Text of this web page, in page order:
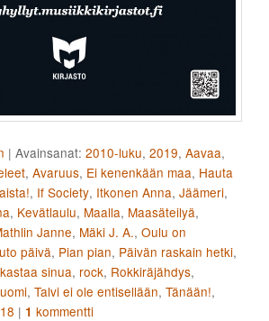
|Avainsanat: 2010-luku,2019,Aavaa,
,Avaruus, Ei kenenkään maa, Hauta
, If Society, Itkonen Anna,Jäämeri,
, Kevätlaulu, Maalla, Maasäteilyä,
Janne, Mäki J. A.,Oulu on
päivä, Pian pian, Päivän raskain hetki,
sinua, rock, Rokkiräjähdys,
,Talvi ei ole entisellään,Tänään!,
| 1 kommentti